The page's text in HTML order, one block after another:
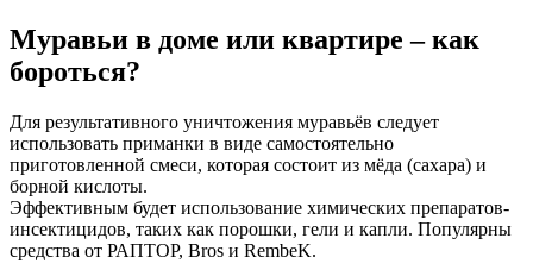
Муравьи в доме или квартире – как
бороться?
Для результативного уничтожения муравьёв следует
использовать приманки в виде самостоятельно
приготовленной смеси, которая состоит из мёда (сахара) и
борной кислоты.
Эффективным будет использование химических препаратов-
инсектицидов, таких как порошки, гели и капли. Популярны
средства от РАПТОР, Bros и RembeK.